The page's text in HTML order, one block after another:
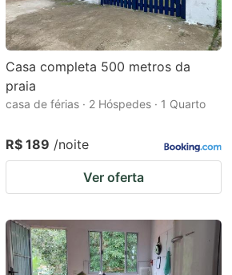
Casa completa 500 metros da
praia
casa de férias · 2 Hóspedes · 1 Quarto
R$ 189 /noite
Ver oferta